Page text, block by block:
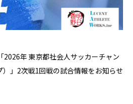
2026年 東京都社会人サッカーチャン
」2次戦1回戦の試合情報をお知らせ